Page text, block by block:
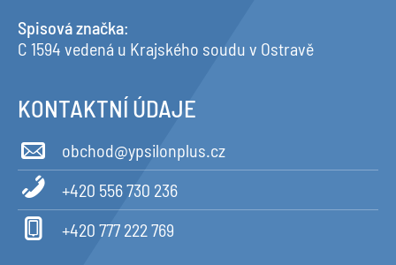
Spisová značka:
C 1594 vedená u Krajského soudu v Ostravě
KONTAKTNÍ ÚDAJE
obchod@ypsilonplus.cz
+420 556 730 236
+420 777 222 769